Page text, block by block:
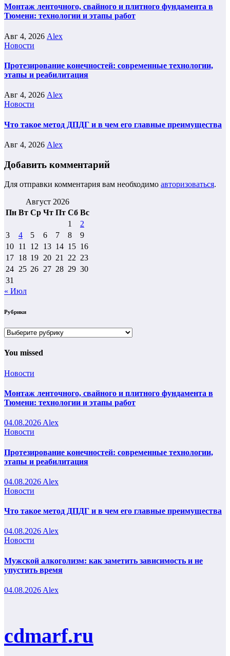
Монтаж ленточного, свайного и плитного фундамента в
Тюмени: технологии и этапы работ
Авг 4, 2026 Alex
Новости
Протезирование конечностей: современные технологии,
этапы и реабилитация
Авг 4, 2026 Alex
Новости
Что такое метод ДПДГ и в чем его главные преимущества
Авг 4, 2026 Alex
Добавить комментарий
Для отправки комментария вам необходимо авторизоваться.
Август 2026
Пн Вт Ср Чт Пт Сб Вс
1
2
3
4 5 6 7 8
9
10 11 12 13 14 15 16
17 18 19 20 21 22 23
24 25 26 27 28 29 30
31
« Июл
Рубрики
Рубрики
You missed
Новости
Монтаж ленточного, свайного и плитного фундамента в
Тюмени: технологии и этапы работ
04.08.2026 Alex
Новости
Протезирование конечностей: современные технологии,
этапы и реабилитация
04.08.2026 Alex
Новости
Что такое метод ДПДГ и в чем его главные преимущества
04.08.2026 Alex
Новости
Мужской алкоголизм: как заметить зависимость и не
упустить время
04.08.2026 Alex
cdmarf.ru